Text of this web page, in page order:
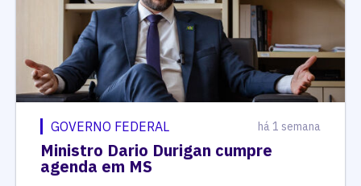
GOVERNO FEDERAL há 1 semana
Ministro Dario Durigan cumpre
agenda em MS